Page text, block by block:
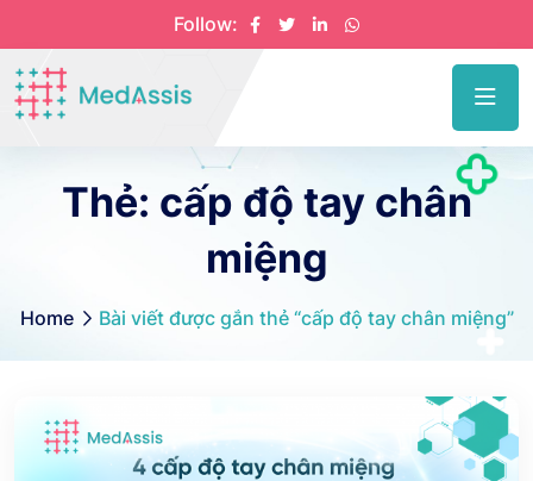
Follow:
Thẻ: cấp độ tay chân
miệng
Home Bài viết được gắn thẻ “cấp độ tay chân miệng”